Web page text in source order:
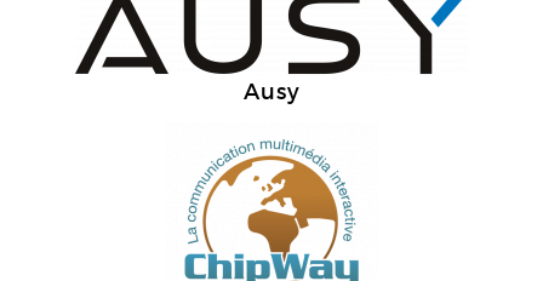
Ausy